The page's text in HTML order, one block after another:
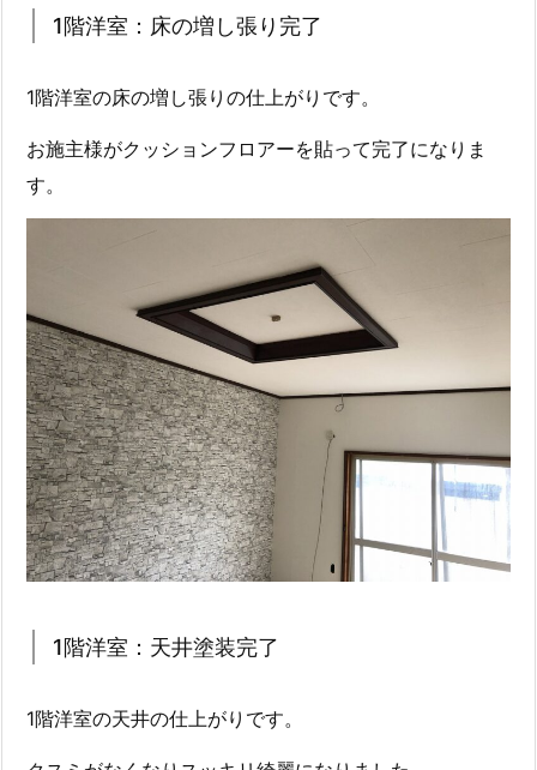
1階洋室：床の増し張り完了
1階洋室の床の増し張りの仕上がりです。
お施主様がクッションフロアーを貼って完了になりま
す。
1階洋室：天井塗装完了
1階洋室の天井の仕上がりです。